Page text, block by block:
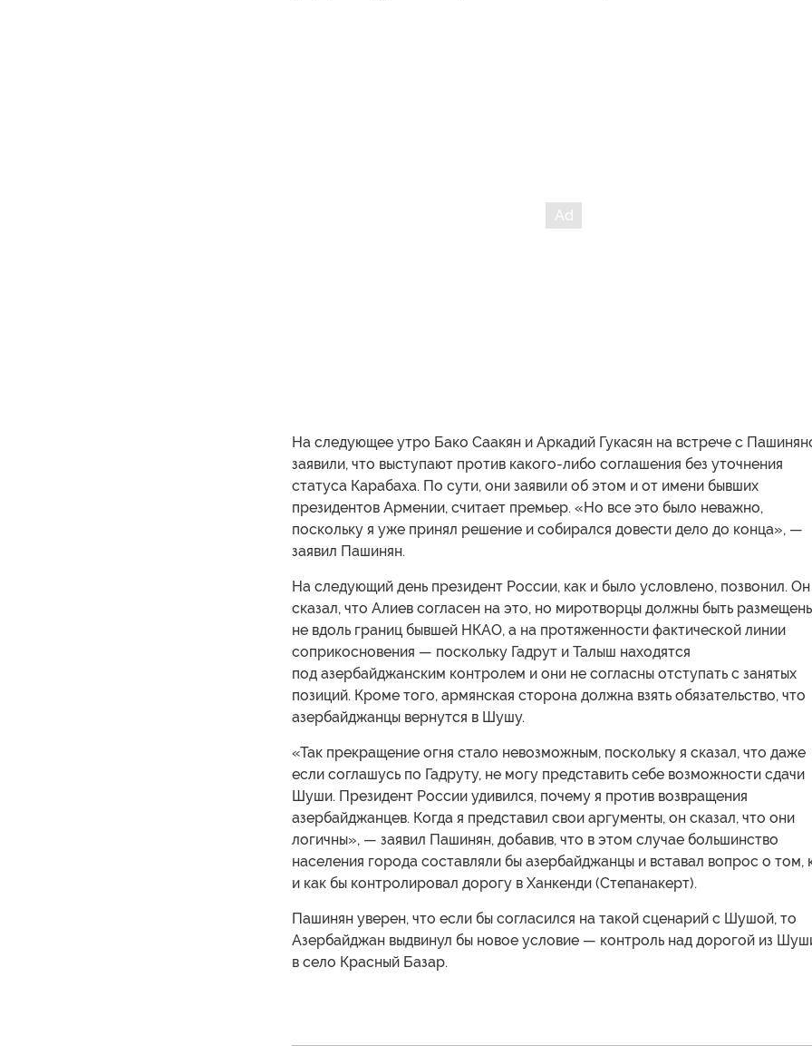
На следующее утро Бако Саакян и Аркадий Гукасян на встрече с
заявили, что выступают против какого-либо соглашения без уточнения
статуса Карабаха. По сути, они заявили об этом и от имени бывших
президентов Армении, считает премьер. «Но все это было неважно,
поскольку я уже принял решение и собирался довести дело до конца», —
заявил Пашинян.
На следующий день президент России, как и было условлено, позвонил. Он
сказал, что Алиев согласен на это, но миротворцы должны быть
не вдоль границ бывшей НКАО, а на протяженности фактической линии
соприкосновения — поскольку Гадрут и Талыш находятся
под азербайджанским контролем и они не согласны отступать с занятых
позиций. Кроме того, армянская сторона должна взять обязательство, что
азербайджанцы вернутся в Шушу.
«Так прекращение огня стало невозможным, поскольку я сказал, что даже
если соглашусь по Гадруту, не могу представить себе возможности сдачи
Шуши. Президент России удивился, почему я против возвращения
азербайджанцев. Когда я представил свои аргументы, он сказал, что они
логичны», — заявил Пашинян, добавив, что в этом случае большинство
населения города составляли бы азербайджанцы и вставал вопрос о том,
и как бы контролировал дорогу в Ханкенди (Степанакерт).
Пашинян уверен, что если бы согласился на такой сценарий с Шушой, то
Азербайджан выдвинул бы новое условие — контроль над дорогой из
в село Красный Базар.